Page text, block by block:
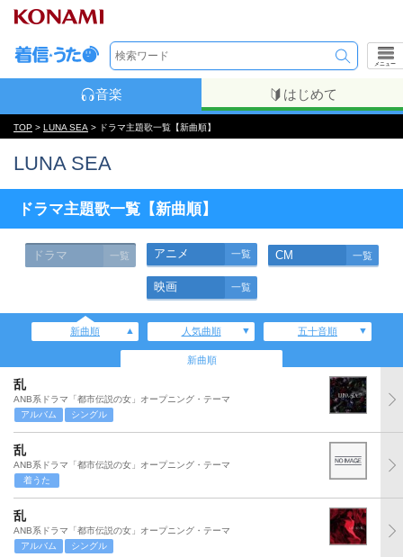
メニュー
音楽 はじめて
TOP > LUNA SEA > ドラマ主題歌一覧【新曲順】
LUNA SEA
ドラマ主題歌一覧【新曲順】
ドラマ 一覧 アニメ 一覧 CM 一覧
映画 一覧
新曲順 人気曲順 五十音順
新曲順
乱
ANB系ドラマ「都市伝説の女」オープニング・テーマ
アルバム
シングル
乱
ANB系ドラマ「都市伝説の女」オープニング・テーマ
着うた
乱
ANB系ドラマ「都市伝説の女」オープニング・テーマ
アルバム
シングル